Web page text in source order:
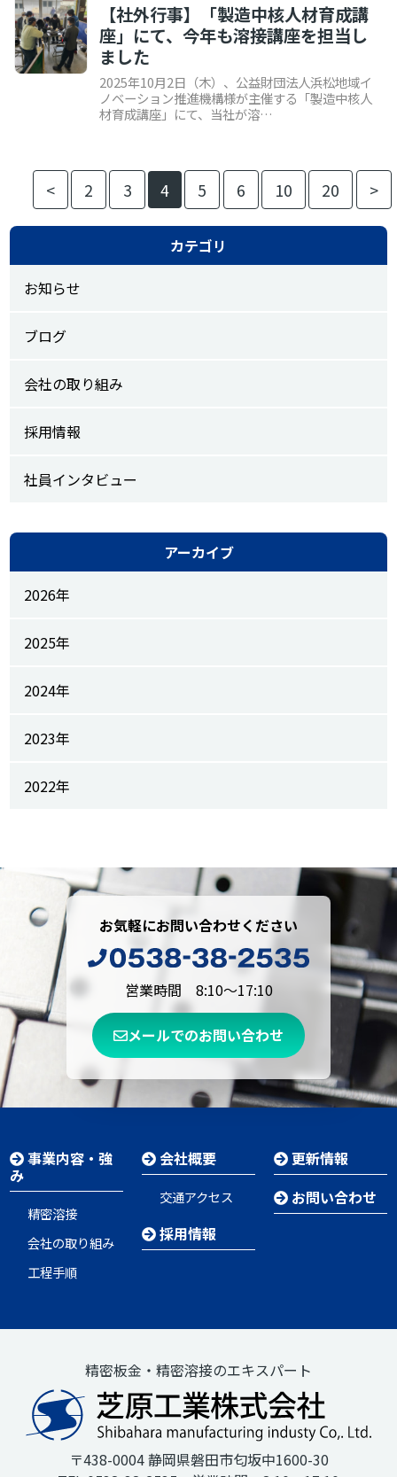
【社外行事】「製造中核人材育成講
座」にて、今年も溶接講座を担当し
ました
2025年10月2日（木）、公益財団法人浜松地域イ
ノベーション推進機構様が主催する「製造中核人
材育成講座」にて、当社が溶…
< 2 3 4 5 6 10 20 >
カテゴリ
お知らせ
ブログ
会社の取り組み
採用情報
社員インタビュー
アーカイブ
2026年
2025年
2024年
2023年
2022年
お気軽にお問い合わせください
営業時間 8:10～17:10
メールでのお問い合わせ
事業内容・強
み
精密溶接
会社の取り組み
工程手順
会社概要
交通アクセス
採用情報
更新情報
お問い合わせ
精密板金・精密溶接のエキスパート
〒438-0004 静岡県磐田市匂坂中1600-30